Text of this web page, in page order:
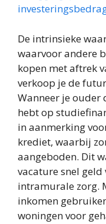
De intrinsieke
waarvoor andere
kopen met aftrek
verkoop je de
Wanneer je ouder
hebt op
in aanmerking
krediet, waarbij
aangeboden. Dit
vacature snel
intramurale zorg.
inkomen
woningen voor